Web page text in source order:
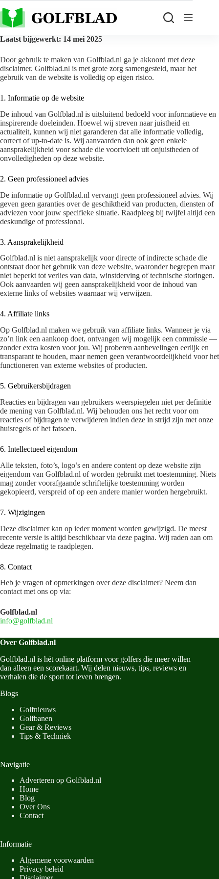
Laatst bijgewerkt: 14 mei 2025
Door gebruik te maken van Golfblad.nl ga je akkoord met deze
disclaimer. Golfblad.nl is met grote zorg samengesteld, maar het
gebruik van de website is volledig op eigen risico.
1. Informatie op de website
De inhoud van Golfblad.nl is uitsluitend bedoeld voor informatieve en
inspirerende doeleinden. Hoewel wij streven naar juistheid en
actualiteit, kunnen wij niet garanderen dat alle informatie volledig,
correct of up-to-date is. Wij aanvaarden dan ook geen enkele
aansprakelijkheid voor schade die voortvloeit uit onjuistheden of
onvolledigheden op deze website.
2. Geen professioneel advies
De informatie op Golfblad.nl vervangt geen professioneel advies. Wij
geven geen garanties over de geschiktheid van producten, diensten of
adviezen voor jouw specifieke situatie. Raadpleeg bij twijfel altijd een
deskundige of professional.
3. Aansprakelijkheid
Golfblad.nl is niet aansprakelijk voor directe of indirecte schade die
ontstaat door het gebruik van deze website, waaronder begrepen maar
niet beperkt tot verlies van data, winstderving of technische storingen.
Ook aanvaarden wij geen aansprakelijkheid voor de inhoud van
externe links of websites waarnaar wij verwijzen.
4. Affiliate links
Op Golfblad.nl maken we gebruik van affiliate links. Wanneer je via
zo’n link een aankoop doet, ontvangen wij mogelijk een commissie —
zonder extra kosten voor jou. Wij proberen aanbevelingen eerlijk en
transparant te houden, maar nemen geen verantwoordelijkheid voor het
functioneren van externe websites of producten.
5. Gebruikersbijdragen
Reacties en bijdragen van gebruikers weerspiegelen niet per definitie
de mening van Golfblad.nl. Wij behouden ons het recht voor om
reacties of bijdragen te verwijderen indien deze in strijd zijn met onze
huisregels of het fatsoen.
6. Intellectueel eigendom
Alle teksten, foto’s, logo’s en andere content op deze website zijn
eigendom van Golfblad.nl of worden gebruikt met toestemming. Niets
mag zonder voorafgaande schriftelijke toestemming worden
gekopieerd, verspreid of op een andere manier worden hergebruikt.
7. Wijzigingen
Deze disclaimer kan op ieder moment worden gewijzigd. De meest
recente versie is altijd beschikbaar via deze pagina. Wij raden aan om
deze regelmatig te raadplegen.
8. Contact
Heb je vragen of opmerkingen over deze disclaimer? Neem dan
contact met ons op via:
Golfblad.nl
info@golfblad.nl
Over Golfblad.nl
Golfblad.nl is hét online platform voor golfers die meerwillen
dan alleen een scorekaart. Wij delen nieuws, tips, reviews en
verhalen die de sport tot leven brengen.
Blogs
Golfnieuws
Golfbanen
Gear & Reviews
Tips & Techniek
Navigatie
Adverteren op Golfblad.nl
Home
Blog
Over Ons
Contact
Informatie
Algemene voorwaarden
Privacy beleid